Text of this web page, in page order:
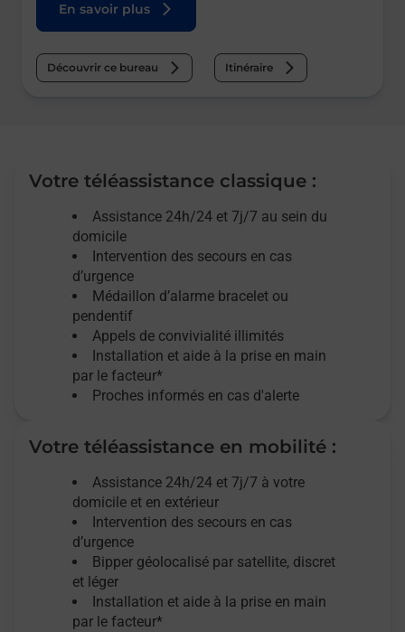
En savoir plus
Découvrir ce bureau Itinéraire
Votre téléassistance classique :
Assistance 24h/24 et 7j/7 au sein du
domicile
Intervention des secours en cas
d’urgence
Médaillon d’alarme bracelet ou
pendentif
Appels de convivialité illimités
Installation et aide à la prise en main
par le facteur*
Proches informés en cas d'alerte
Votre téléassistance en mobilité :
Assistance 24h/24 et 7j/7 à votre
domicile et en extérieur
Intervention des secours en cas
d’urgence
Bipper géolocalisé par satellite, discret
et léger
Installation et aide à la prise en main
par le facteur*